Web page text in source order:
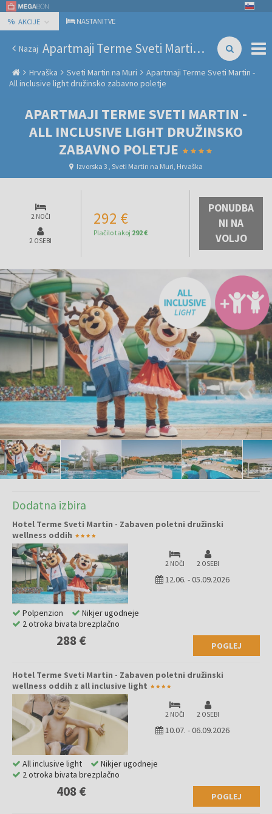
% AKCIJE NASTANITVE
Nazaj Apartmaji Terme Sveti Martin - All inclusive light družinsko zabavno poletje
Hrvaška Sveti Martin na Muri
Apartmaji Terme Sveti Martin -
All inclusive light družinsko zabavno poletje
APARTMAJI TERME SVETI MARTIN -
ALL INCLUSIVE LIGHT DRUŽINSKO
ZABAVNO POLETJE
Izvorska 3 , Sveti Martin na Muri, Hrvaška
2 NOČI
2 OSEBI
292 €
Plačilo takoj 292 €
PONUDBA
NI NA
VOLJO
Dodatna izbira
Hotel Terme Sveti Martin - Zabaven poletni družinski
wellness oddih
2 NOČI 2 OSEBI
12.06. -05.09.2026
288 € POGLEJ
Polpenzion
Nikjer ugodneje
2 otroka bivata brezplačno
Hotel Terme Sveti Martin - Zabaven poletni družinski
wellness oddih z all inclusive light
2 NOČI 2 OSEBI
10.07. -06.09.2026
408 € POGLEJ
All inclusive light
Nikjer ugodneje
2 otroka bivata brezplačno